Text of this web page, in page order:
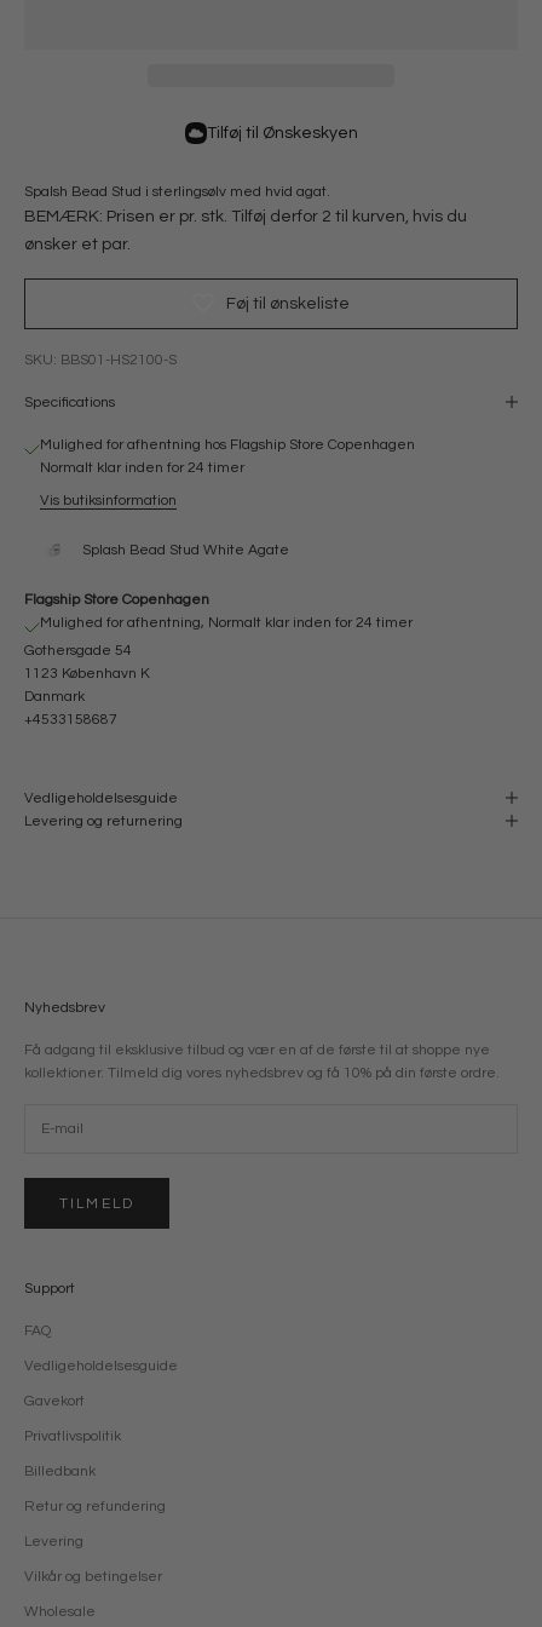
Tilføj til Ønskeskyen
Spalsh Bead Stud i sterlingsølv med hvid agat.
BEMÆRK: Prisen er pr. stk. Tilføj derfor 2 til kurven, hvis du
ønsker et par.
Føj til ønskeliste
SKU: BBS01-HS2100-S
Specifications
Mulighed for afhentning hos Flagship Store Copenhagen
Normalt klar inden for 24 timer
Vis butiksinformation
Splash Bead Stud White Agate
Flagship Store Copenhagen
Mulighed for afhentning, Normalt klar inden for 24 timer
Gothersgade 54
1123 København K
Danmark
+4533158687
Vedligeholdelsesguide
Levering og returnering
Nyhedsbrev
Få adgang til eksklusive tilbud og vær en af de første til at shoppe nye
kollektioner. Tilmeld dig vores nyhedsbrev og få 10% på din første ordre.
TILMELD
Support
FAQ
Vedligeholdelsesguide
Gavekort
Privatlivspolitik
Billedbank
Retur og refundering
Levering
Vilkår og betingelser
Wholesale